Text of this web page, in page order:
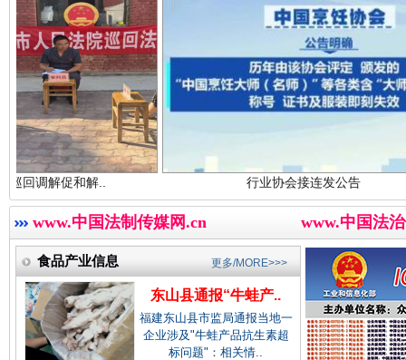
中国农业新闻网.
中国视频新闻网.
中国廉政法纪网.
中国律师在线.
.. 行业协会接连发公告
www.中国法制传媒网.cn www.中国法
食品产业信息
东山县通报“牛蛙产..
福建东山县市监局通报当地一
企业涉及"牛蛙产品抗生素超
标问题"：相关情..
更多/MORE>>>